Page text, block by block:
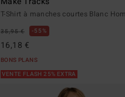
T-Shirt à manches courtes Blanc
35,95 € 55%
16,18 €
BONS PLANS
VENTE FLASH 25% EXTRA